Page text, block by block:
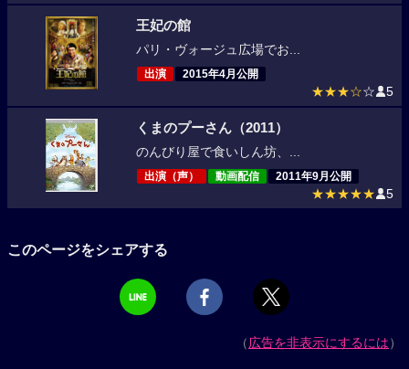
王妃の館
パリ・ヴォージュ広場でお...
出演 2015年4月公開
★★★☆☆ 5
くまのプーさん（2011）
のんびり屋で食いしん坊、...
出演（声） 動画配信 2011年9月公開
★★★★★ 5
このページをシェアする
（広告を非表示にするには）